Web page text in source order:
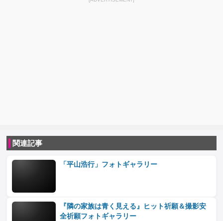
関連記事
「平山浩行」フォトギャラリー
『隣の家族は青く見える』ヒット祈願＆撮影安
全祈願フォトギャラリー